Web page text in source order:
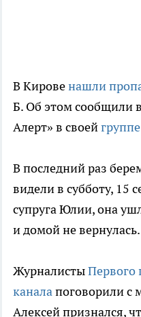
В Кировенашли
Б. Об этом сообщили
Алерт» в своей
В последний раз
видели в субботу, 15
супруга Юлии, она
и домой не вернулась.
ЖурналистыПервого
каналапоговорили с
Алексей признался,